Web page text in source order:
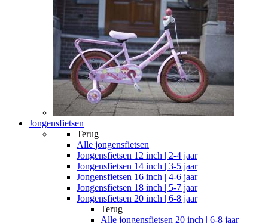
Jongensfietsen
Terug
Alle jongensfietsen
Jongensfietsen 12 inch | 2-4 jaar
Jongensfietsen 14 inch | 3-5 jaar
Jongensfietsen 16 inch | 4-6 jaar
Jongensfietsen 18 inch | 5-7 jaar
Jongensfietsen 20 inch | 6-8 jaar
Terug
Alle jongensfietsen 20 inch | 6-8 jaar